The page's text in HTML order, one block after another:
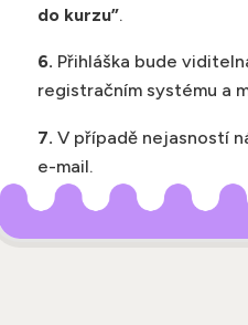
do kurzu”.
6. Přihláška bude
registračním systému a
7. V případě nejasností
e-mail.